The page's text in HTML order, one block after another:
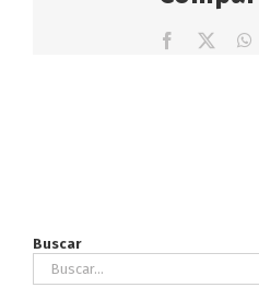
Facebook
Buscar
Buscar: